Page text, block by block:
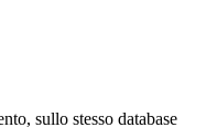
sullo stesso database